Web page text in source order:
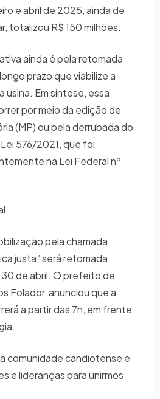
e abril de 2025, ainda de
totalizou R$ 150 milhões.
ainda é pela retomada
prazo que viabilize a
usina. Em síntese, essa
por meio da edição de
(MP) ou pela derrubada do
576/2021, que foi
na Lei Federal nº
pela chamada
justa” será retomada
de abril. O prefeito de
Folador, anunciou que a
a partir das 7h, em frente
comunidade candiotense e
e lideranças para unirmos